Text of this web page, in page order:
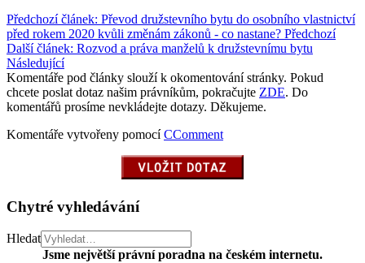
Předchozí článek: Převod družstevního bytu do osobního vlastnictví
před rokem 2020 kvůli změnám zákonů - co nastane? Předchozí
Další článek: Rozvod a práva manželů k družstevnímu bytu
Následující
Komentáře pod články slouží k okomentování stránky. Pokud
chcete poslat dotaz našim právníkům, pokračujte ZDE. Do
komentářů prosíme nevkládejte dotazy. Děkujeme.
Komentáře vytvořeny pomocíCComment
Chytré vyhledávání
Hledat
Jsme největší právní poradna na českém internetu.